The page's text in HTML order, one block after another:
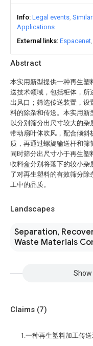
Abstract
本实用新型提供一种再生塑
送技术领域，包括柜体，所
出风口；筛选传送装置，设
料的除杂和传送。本实用新
以分别筛分出尺寸较大的
带动扇叶体吹风，配合倾斜
质，再通过螺旋输送杆和筛
同时筛分出尺寸小于再生
收料盒分别将落下的较小杂
了对再生塑料的有效筛分除
工中的品质。
Landscapes
Separation,
Waste Materials
Info Legal events
Applications
External links Espacenet
Claims (7)
1.一种再生塑料加工传